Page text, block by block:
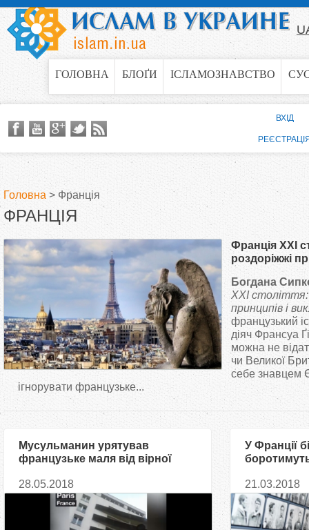
Jump to navigation
ГОЛОВНА БЛОҐИ ІСЛАМОЗНАВСТВО
В
и
є
т
у
Головна > Франція
ФРАНЦІЯ
Франція XXI
роздоріжжі
Богдана
XXI століття:
принципів і
французький
діяч Франсуа
можна не
чи Великої
себе знавцем
ігнорувати французьке...
Мусульманин урятував
французьке маля від вірної
28.05.2018
У Франції
21.03.2018
ВХІД